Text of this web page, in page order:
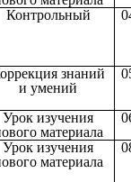
Контрольный
знаний
и умений
Урок изучения
материала
Урок изучения
материала